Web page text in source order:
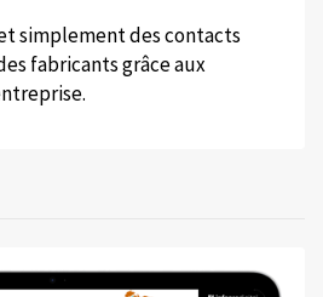
simplement des contacts
fabricants grâce aux